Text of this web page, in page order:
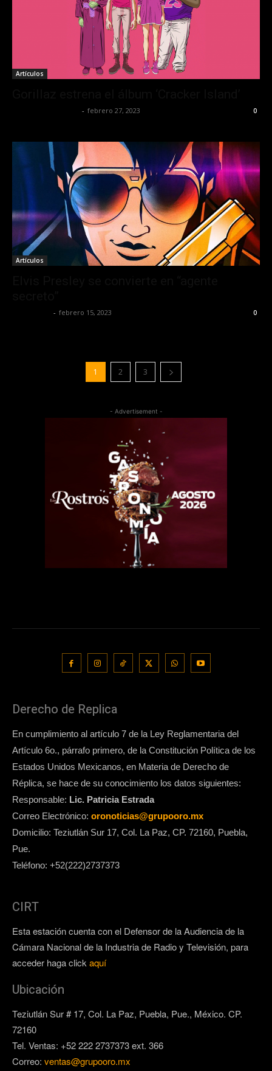
Artículos
- febrero 27, 2023 0
Artículos
- febrero 15, 2023 0
1 2 3
- Advertisement -
Derecho de Replica
En cumplimiento al artículo 7 de la Ley Reglamentaria del
Artículo 6o., párrafo primero, de la Constitución Política de los
Estados Unidos Mexicanos, en Materia de Derecho de
Réplica, se hace de su conocimiento los datos siguientes:
Responsable: Lic. Patricia Estrada
Correo Electrónico: oronoticias@grupooro.mx
Domicilio: Teziutlán Sur 17, Col. La Paz, CP. 72160, Puebla,
Pue.
Teléfono: +52(222)2737373
CIRT
Esta estación cuenta con el Defensor de la Audiencia de la
Cámara Nacional de la Industria de Radio y Televisión, para
acceder haga click aquí
Ubicación
Teziutlán Sur # 17, Col. La Paz, Puebla, Pue., México. CP.
72160
Tel. Ventas: +52 222 2737373 ext. 366
Correo: ventas@grupooro.mx